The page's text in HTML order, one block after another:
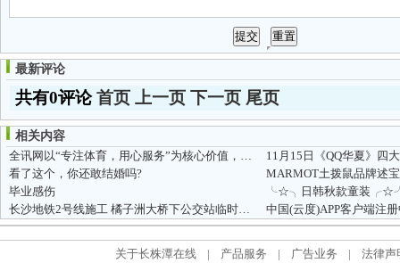
最新评论
共有0评论首页 上一页 下一页 尾页
相关内容
全讯网以“专注体育，用心服务”为核心价值，致力打造中国知名的...
11月15日《QQ华夏》四
看了这个，你还敢结婚吗?
毕业感伤
长沙地铁2号线施工 橘子洲大桥下公交站临时撤消
中国(云度)APP客户端注
关于长株潭在线 | 产品服务 | 广告业务 | 法律声